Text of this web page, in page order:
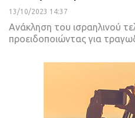
13/10/2023 14:37
Ανάκληση του ισραηλινού
προειδοποιώντας για